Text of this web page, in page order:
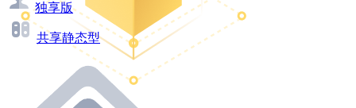
独享版
共享静态型